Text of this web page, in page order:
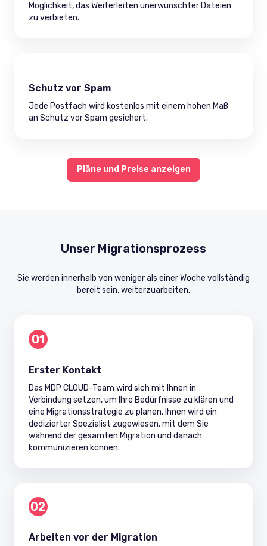
Möglichkeit, das Weiterleiten unerwünschter Dateien
zu verbieten.
Schutz vor Spam
Jede Postfach wird kostenlos mit einem hohen Maß
an Schutz vor Spam gesichert.
Pläne und Preise anzeigen
Unser Migrationsprozess
Sie werden innerhalb von weniger als einer Woche vollständig
bereit sein, weiterzuarbeiten.
01
Erster Kontakt
Das MDP CLOUD-Team wird sich mit Ihnen in
Verbindung setzen, um Ihre Bedürfnisse zu klären und
eine Migrationsstrategie zu planen. Ihnen wird ein
dedizierter Spezialist zugewiesen, mit dem Sie
während der gesamten Migration und danach
kommunizieren können.
02
Arbeiten vor der Migration